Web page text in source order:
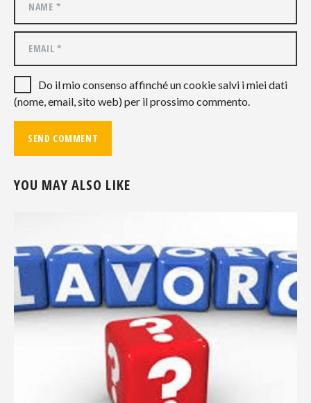
Do il mio consenso affinché un cookie salvi i miei dati
(nome, email, sito web) per il prossimo commento.
YOU MAY ALSO LIKE